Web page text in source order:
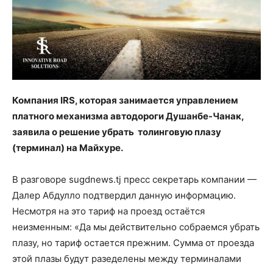
Компания IRS, которая занимается управлением
платного механизма автодороги Душанбе-Чанак,
заявила о решение убрать толинговую плазу
(терминал) на Майхуре.
В разговоре sugdnews.tj пресс секретарь компании —
Далер Абдулло подтвердил данную информацию.
Несмотря на это тариф на проезд остаётся
неизменным: «Да мы действительно собраемся убрать
плазу, но тариф остается прежним. Сумма от проезда
этой плазы будут разеделены между терминалами